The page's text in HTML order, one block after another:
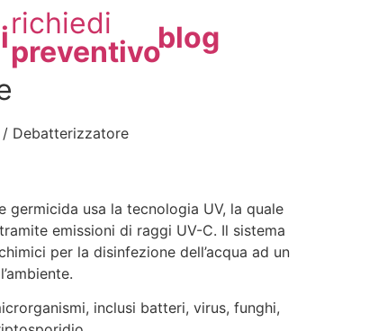
richiedi
preventivoblog
/ Debatterizzatore
germicida usa la tecnologia UV, la quale
emissioni di raggi UV-C. Il sistema
per la disinfezione dell’acqua ad un
inclusi batteri, virus, funghi,